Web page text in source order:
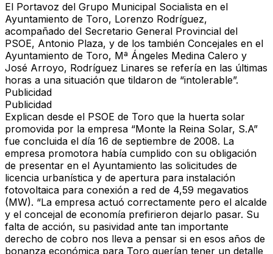
El Portavoz del Grupo Municipal Socialista en el
Ayuntamiento de Toro, Lorenzo Rodríguez,
acompañado del Secretario General Provincial del
PSOE, Antonio Plaza, y de los también Concejales en el
Ayuntamiento de Toro, Mª Ángeles Medina Calero y
José Arroyo, Rodríguez Linares se refería en las últimas
horas a una situación que tildaron de “intolerable”.
Publicidad
Publicidad
Explican desde el PSOE de Toro que la huerta solar
promovida por la empresa “Monte la Reina Solar, S.A”
fue concluida el día 16 de septiembre de 2008. La
empresa promotora había cumplido con su obligación
de presentar en el Ayuntamiento las solicitudes de
licencia urbanística y de apertura para instalación
fotovoltaica para conexión a red de 4,59 megavatios
(MW). “La empresa actuó correctamente pero el alcalde
y el concejal de economía prefirieron dejarlo pasar. Su
falta de acción, su pasividad ante tan importante
derecho de cobro nos lleva a pensar si en esos años de
bonanza económica para Toro querían tener un detalle